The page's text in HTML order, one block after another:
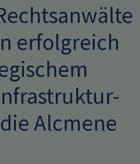
erfolgreich
Alcmene